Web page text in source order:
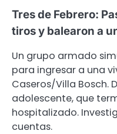
Tres de Febrero:
tiros y balearon a
Un grupo armado
para ingresar a una
Caseros/Villa Bosch.
adolescente, que
hospitalizado.
cuentas.